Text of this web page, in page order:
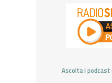
Ascolta i podcast